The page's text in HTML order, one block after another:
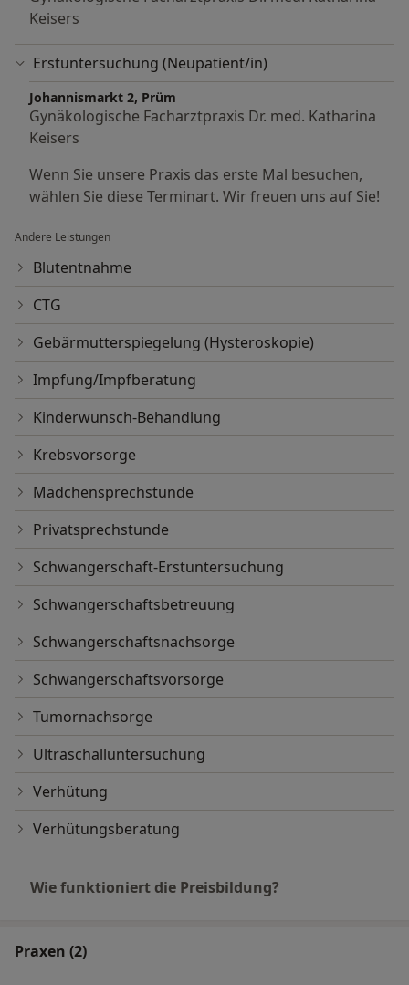
Keisers
Erstuntersuchung (Neupatient/in)
Johannismarkt 2, Prüm
Gynäkologische Facharztpraxis Dr. med. Katharina
Keisers
Wenn Sie unsere Praxis das erste Mal besuchen,
wählen Sie diese Terminart. Wir freuen uns auf Sie!
Andere Leistungen
Blutentnahme
CTG
Gebärmutterspiegelung (Hysteroskopie)
Impfung/Impfberatung
Kinderwunsch-Behandlung
Krebsvorsorge
Mädchensprechstunde
Privatsprechstunde
Schwangerschaft-Erstuntersuchung
Schwangerschaftsbetreuung
Schwangerschaftsnachsorge
Schwangerschaftsvorsorge
Tumornachsorge
Ultraschalluntersuchung
Verhütung
Verhütungsberatung
Wie funktioniert die Preisbildung?
Praxen (2)